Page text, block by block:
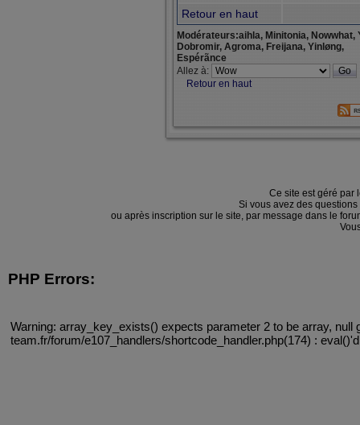
Retour en haut
Modérateurs:aihla, Minitonia, Nowwhat,
Dobromir, Agroma, Freijana, Yinløng,
Espérãnce
Allez à:
Retour en haut
Ce site est géré par
Si vous avez des
ou après inscription sur le site, par message dans le
PHP Errors:
Warning: array_key_exists() expects parameter 2 to be array, null
team.fr/forum/e107_handlers/shortcode_handler.php(174) :